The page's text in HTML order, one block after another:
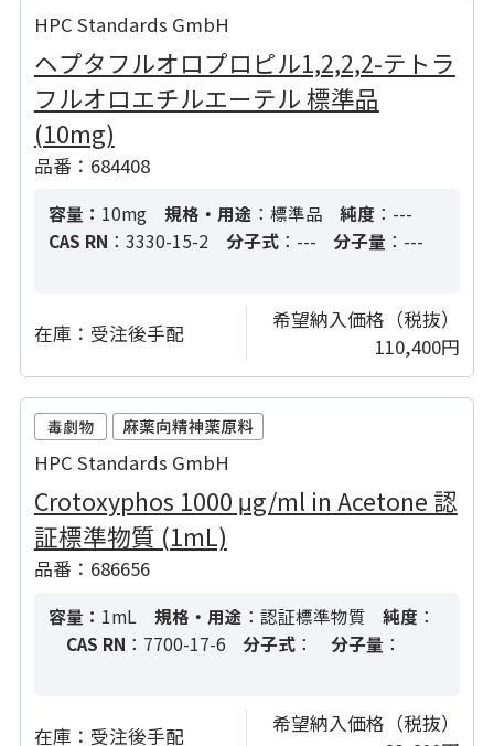
HPC Standards GmbH
ヘプタフルオロプロピル1,2,2,2-テトラ
フルオロエチルエーテル 標準品
(10mg)
品番：684408
容量： 10mg 規格・用途 ：標準品 純度 ：---
CAS RN ：3330-15-2 分子式：--- 分子量 ：---
在庫： 受注後手配
希望納入価格（税抜）
110,400円
HPC Standards GmbH
Crotoxyphos 1000 μg/ml in Acetone 認
証標準物質 (1mL)
品番：686656
容量： 1mL 規格・用途 ：認証標準物質 純度 ：
CAS RN ：7700-17-6 分子式 ： 分子量 ：
在庫： 受注後手配
希望納入価格（税抜）